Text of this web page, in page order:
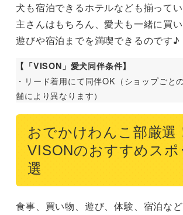
犬も宿泊できるホテルなども揃って
主さんはもちろん、愛犬も一緒に買い
遊びや宿泊までを満喫できるのです♪
【「VISON」愛犬同伴条件】
・リード着用にて同伴OK（ショップごと
舗により異なります）
おでかけわんこ部厳選
VISONのおすすめスポ
選
食事、買い物、遊び、体験、宿泊な